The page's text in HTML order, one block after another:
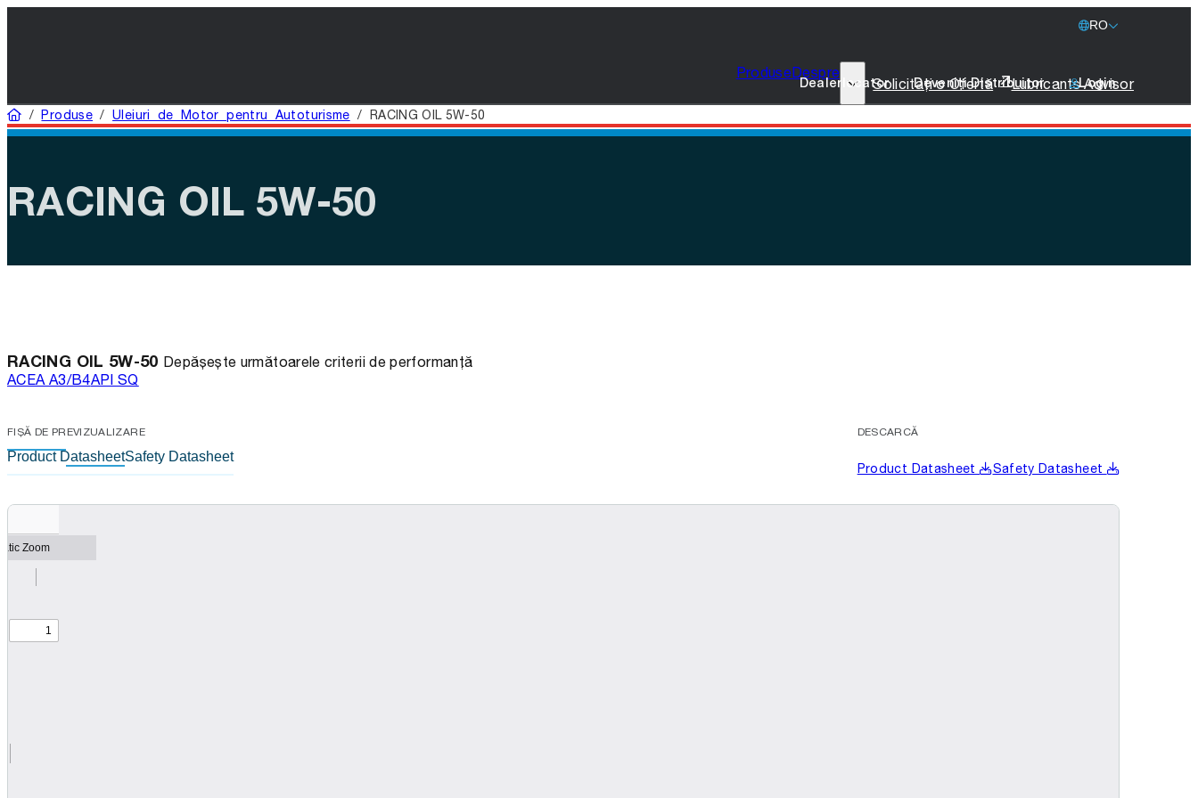
RO
ProduseDespre77 Lubricants
Sustenabilitate
Merchandise
Solicitați o Ofertă Lubricants Advisor
Dealerlocator Deveniți Distribuitor Login
Acasă
/Produse /Uleiuri de Motor pentru Autoturisme / RACING OIL 5W-50
RACING OIL 5W-50
RACING OIL 5W-50 Depășește următoarele criterii de performanță
ACEA A3/B4API SQ
DESCARCĂ
Product Datasheet Safety Datasheet
FIȘĂ DE PREVIZUALIZARE
Product DatasheetSafety Datasheet